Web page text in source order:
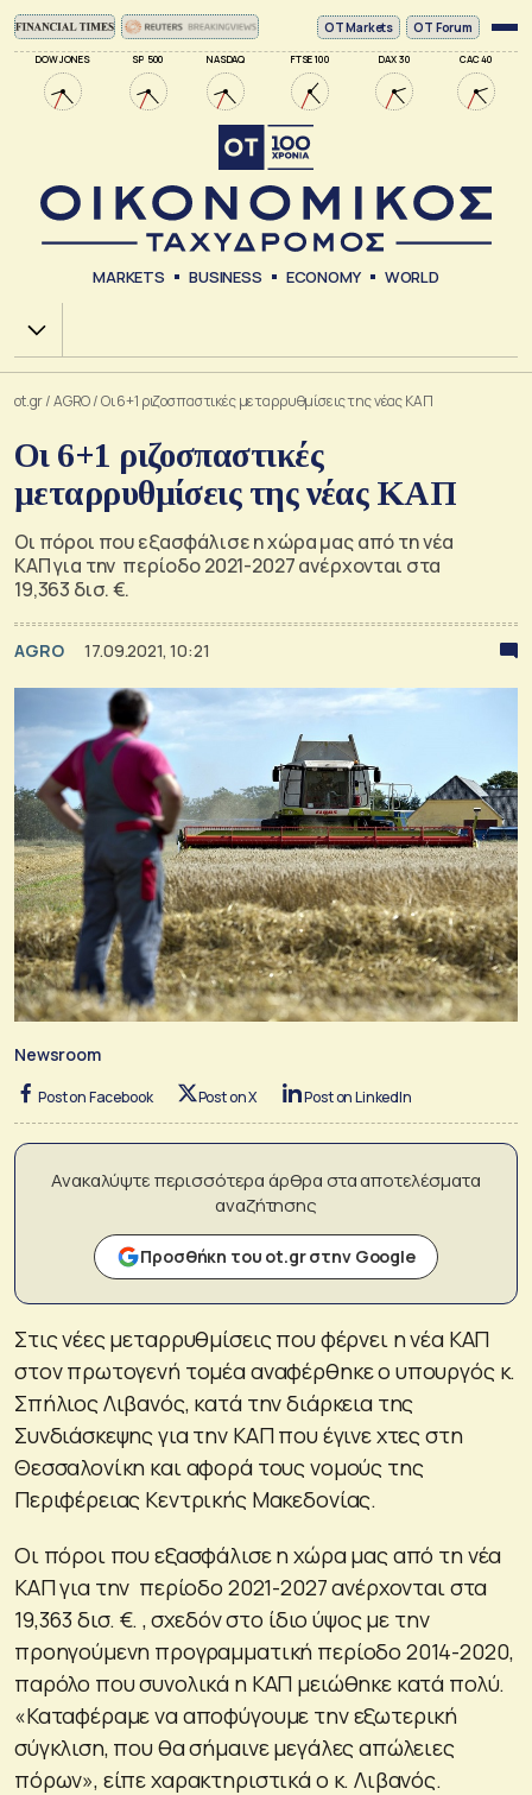
DOW JONES SP 500 NASDAQ FTSE 100 DAX 30 CAC 40
ΟΤ Markets OT Forum
MARKETS BUSINESS ECONOMY WORLD
Χ.Α.
ot.gr/AGRO/Οι 6+1 ριζοσπαστικές μεταρρυθμίσεις της νέας ΚΑΠ
Οι 6+1 ριζοσπαστικές
μεταρρυθμίσεις της νέας ΚΑΠ
Οι πόροι που εξασφάλισε η χώρα μας από τη νέα
ΚΑΠ για την περίοδο 2021-2027 ανέρχονται στα
19,363 δισ. €.
AGRO 17.09.2021, 10:21
Newsroom
Post on Facebook Post on X Post on LinkedIn
Ανακαλύψτε περισσότερα άρθρα στα αποτελέσματα
αναζήτησης
Προσθήκη του ot.gr στην Google
Στις νέες μεταρρυθμίσεις που φέρνει η νέα ΚΑΠ
στον πρωτογενή τομέα αναφέρθηκε ο υπουργός κ.
Σπήλιος Λιβανός, κατά την διάρκεια της
Συνδιάσκεψης για την ΚΑΠ που έγινε χτες στη
Θεσσαλονίκη και αφορά τους νομούς της
Περιφέρειας Κεντρικής Μακεδονίας.
Οι πόροι που εξασφάλισε η χώρα μας από τη νέα
ΚΑΠ για την περίοδο 2021-2027 ανέρχονται στα
19,363 δισ. €. , σχεδόν στο ίδιο ύψος με την
προηγούμενη προγραμματική περίοδο 2014-2020,
παρόλο που συνολικά η ΚΑΠ μειώθηκε κατά πολύ.
«Καταφέραμε να αποφύγουμε την εξωτερική
σύγκλιση, που θα σήμαινε μεγάλες απώλειες
πόρων», είπε χαρακτηριστικά ο κ. Λιβανός.